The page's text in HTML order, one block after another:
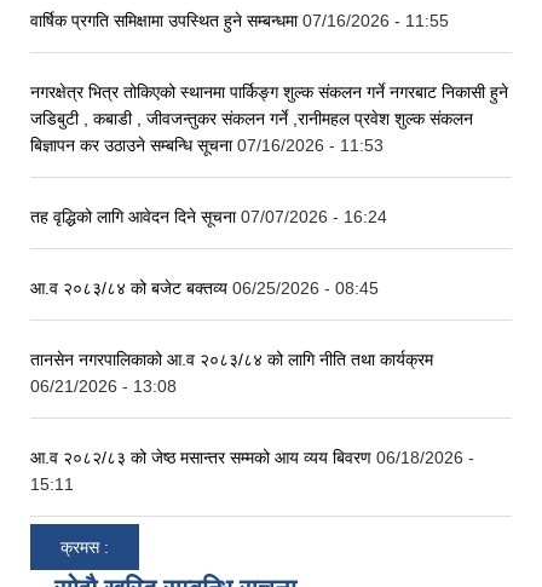
वार्षिक प्रगति समिक्षामा उपस्थित हुने सम्बन्धमा07/16/2026 - 11:55
नगरक्षेत्र भित्र तोकिएको स्थानमा पार्किङ्ग शुल्क संकलन गर्ने नगरबाट निकासी हुने
जडिबुटी , कबाडी , जीवजन्तुकर संकलन गर्ने ,रानीमहल प्रवेश शुल्क संकलन
बिज्ञापन कर उठाउने सम्बन्धि सूचना07/16/2026 - 11:53
तह वृद्धिको लागि आवेदन दिने सूचना07/07/2026 - 16:24
आ.व २०८३/८४ को बजेट बक्तव्य 06/25/2026 - 08:45
तानसेन नगरपालिकाको आ.व २०८३/८४ को लागि नीति तथा कार्यक्रम
06/21/2026 - 13:08
आ.व २०८२/८३ को जेष्ठ मसान्तर सम्मको आय व्यय बिवरण 06/18/2026 -
15:11
क्रमस :